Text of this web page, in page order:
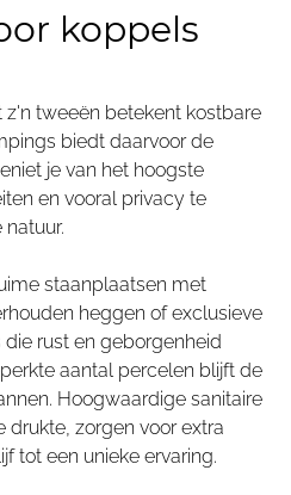
koppels
tweeën betekent kostbare
biedt daarvoor de
je van het hoogste
en vooral privacy te
staanplaatsen met
heggen of exclusieve
rust en geborgenheid
aantal percelen blijft de
Hoogwaardige sanitaire
drukte, zorgen voor extra
tot een unieke ervaring.